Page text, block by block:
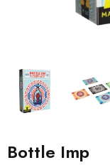
Bottle Imp